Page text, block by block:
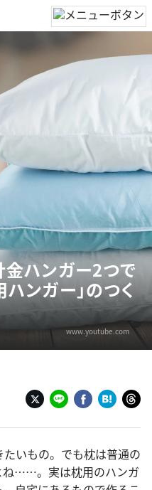
金ハンガー2つで
ンガー」のつく
www.youtube.com
いもの。でも枕は普通の
ね……。実は枕用のハンガ